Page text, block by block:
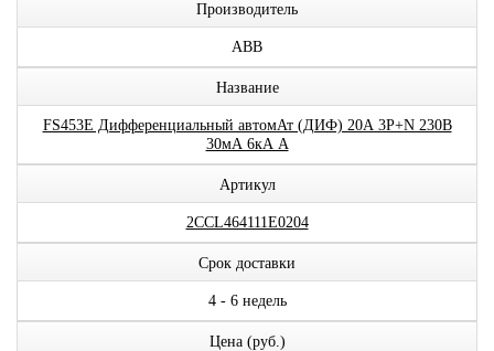
Производитель
ABB
Название
FS453E Дифференциальный автомАт (ДИФ) 20А 3P+N 230В
30мА 6кА A
Артикул
2CCL464111E0204
Срок доставки
4 - 6 недель
Цена (руб.)